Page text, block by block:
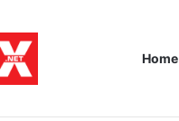
Home
NACIZAM U – BOSNI!